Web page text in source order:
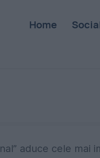
Home
aduce cele